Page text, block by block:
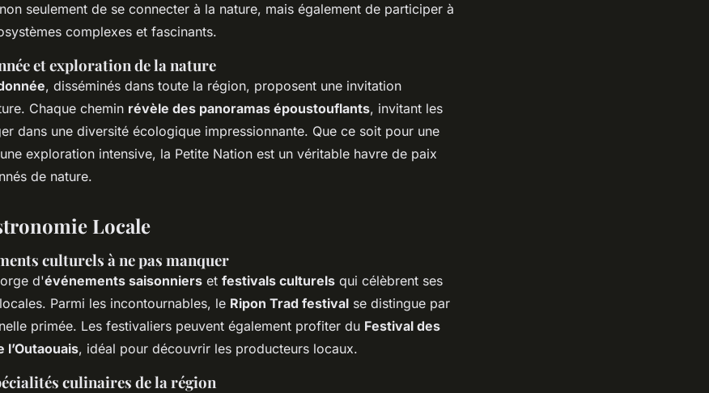
seulement de se connecter à la nature, mais également de participer à
complexes et fascinants.
et exploration de la nature
, disséminés dans toute la région, proposent une invitation
Chaque chemin révèle des panoramas époustouflants, invitant les
dans une diversité écologique impressionnante. Que ce soit pour une
exploration intensive, la Petite Nation est un véritable havre de paix
de nature.
Locale
culturels à ne pas manquer
d'événements saisonniers et festivals culturels qui célèbrent ses
Parmi les incontournables, le Ripon Trad festival se distingue par
primée. Les festivaliers peuvent également profiter du Festival des
, idéal pour découvrir les producteurs locaux.
culinaires de la région